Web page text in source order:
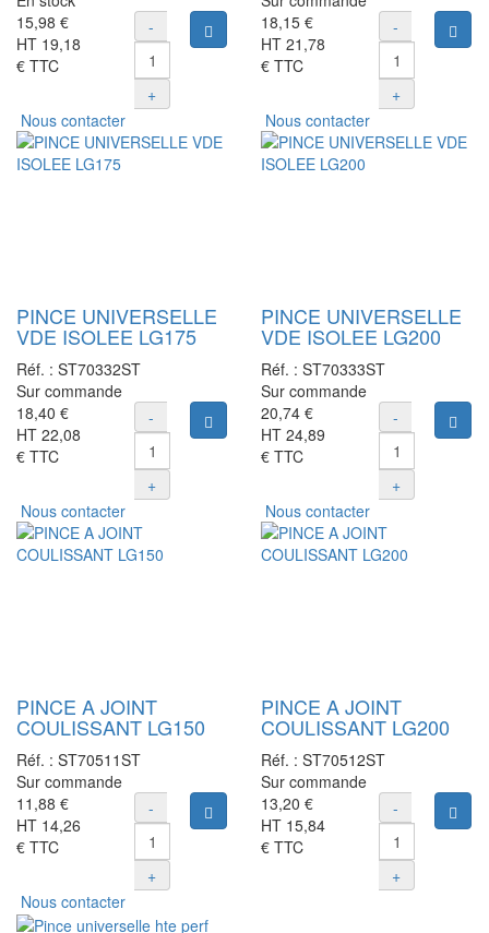
15,98 €
HT 19,18
€ TTC
-
+
Ajouter au panier
18,15 €
HT 21,78
€ TTC
-
+
Nous contacter
PINCE UNIVERSELLE
VDE ISOLEE LG175
Réf. : ST70332ST
Sur commande
18,40 €
HT 22,08
€ TTC
-
+
Ajouter au panier
Nous contacter
PINCE UNIVERSELLE
VDE ISOLEE LG200
Réf. : ST70333ST
Sur commande
20,74 €
HT 24,89
€ TTC
-
+
Nous contacter
PINCE A JOINT
COULISSANT LG150
Réf. : ST70511ST
Sur commande
11,88 €
HT 14,26
€ TTC
-
+
Ajouter au panier
Nous contacter
PINCE A JOINT
COULISSANT LG200
Réf. : ST70512ST
Sur commande
13,20 €
HT 15,84
€ TTC
-
+
Nous contacter